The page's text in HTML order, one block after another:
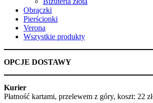
Obrączki
Pierścionki
Verona
Wszystkie produkty
OPCJE DOSTAWY
Kurier
Płatność kartami, przelewem z góry, koszt: 22 zł